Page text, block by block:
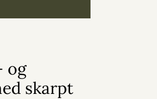
og
skarpt